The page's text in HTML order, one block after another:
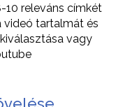
10 releváns címkét
videó tartalmát és
vagy